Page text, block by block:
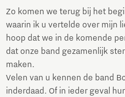
Zo komen we terug bij het
waarin ik u vertelde over mijn
hoop dat we in de komende
dat onze band gezamenlijk
maken.
Velen van u kennen de band
inderdaad. Of in ieder geval